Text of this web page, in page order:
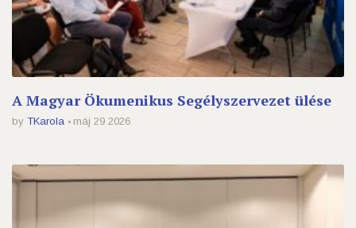
A Magyar Ökumenikus Segélyszervezet ülése
by TKarola máj 29 2026